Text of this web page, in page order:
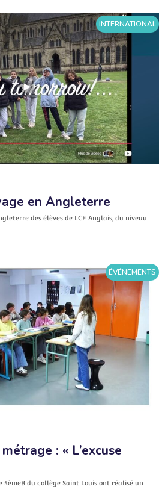
INTERNATIONAL
en Angleterre
des élèves de LCE Anglais, du niveau
ÉVÉNEMENTS
: « L’excuse
5èmeB du collège Saint Louis ont réalisé un